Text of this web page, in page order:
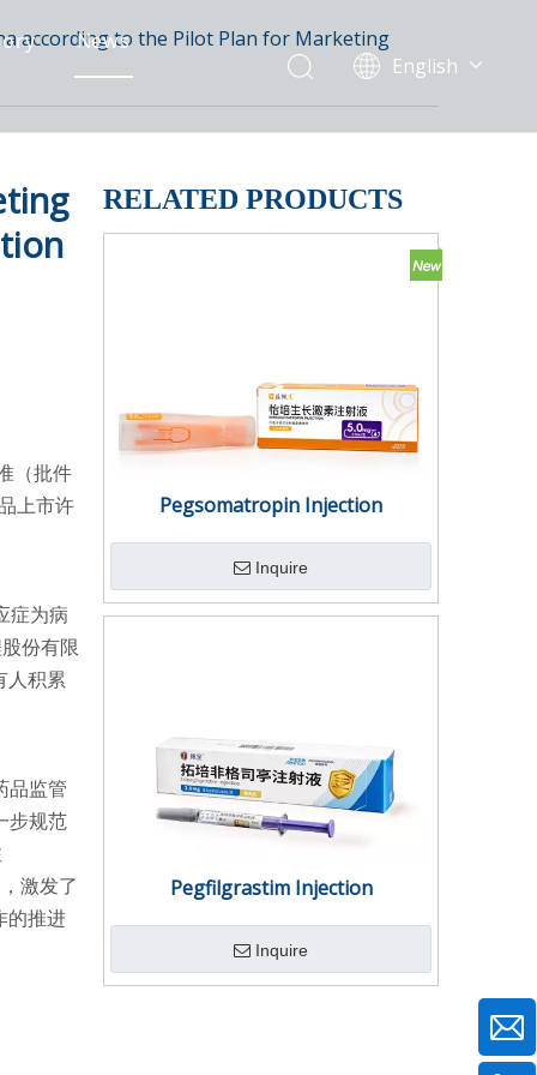
News
English
简体中文
according to the Pilot Plan for Marketing
（批件
上市许
症为病
份有限
人积累
品监管
步规范
激发了
的推进
RELATED PRODUCTS
Pegsomatropin Injection
Inquire
Pegfilgrastim Injection
Inquire